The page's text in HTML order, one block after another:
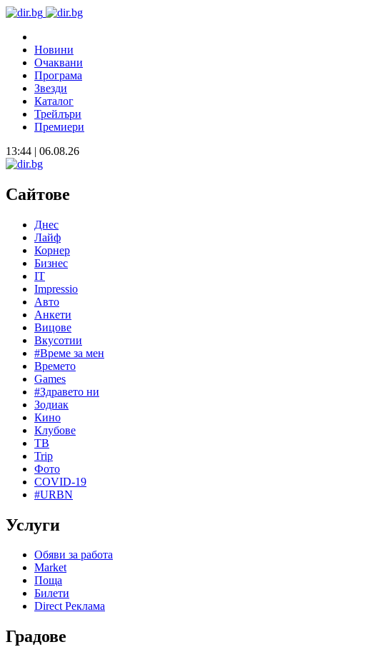
Новини
Очаквани
Програма
Звезди
Каталог
Трейлъри
Премиери
13:44 | 06.08.26
Сайтове
Днес
Лайф
Корнер
Бизнес
IT
Impressio
Авто
Анкети
Вицове
Вкусотии
#Време за мен
Времето
Games
#Здравето ни
Зодиак
Кино
Клубове
ТВ
Trip
Фото
COVID-19
#URBN
Услуги
Обяви за работа
Market
Поща
Билети
Direct Реклама
Градове